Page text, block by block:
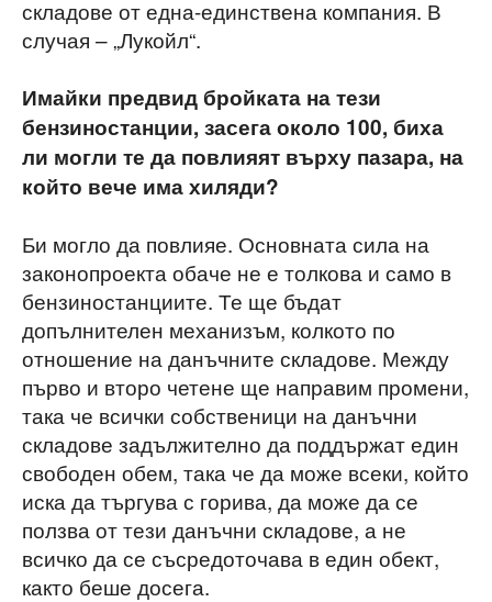
складове от една-единствена компания. В
случая – „Лукойл“.
Имайки предвид бройката на тези
бензиностанции, засега около 100, биха
ли могли те да повлияят върху пазара, на
който вече има хиляди?
Би могло да повлияе. Основната сила на
законопроекта обаче не е толкова и само в
бензиностанциите. Те ще бъдат
допълнителен механизъм, колкото по
отношение на данъчните складове. Между
първо и второ четене ще направим промени,
така че всички собственици на данъчни
складове задължително да поддържат един
свободен обем, така че да може всеки, който
иска да търгува с горива, да може да се
ползва от тези данъчни складове, а не
всичко да се съсредоточава в един обект,
както беше досега.